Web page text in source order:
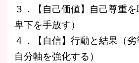
３．【自己価値】自己尊重
卑下を手放す）
４．【自信】行動と結果（劣
自分軸を強化する）